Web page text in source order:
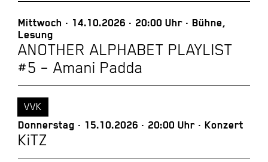
Mittwoch 14.10.2026 20:00 Uhr
Bühne,
Lesung
ANOTHER ALPHABET PLAYLIST
#5 – Amani Padda
Donnerstag 15.10.2026 20:00 Uhr Konzert
KiTZ
VVK